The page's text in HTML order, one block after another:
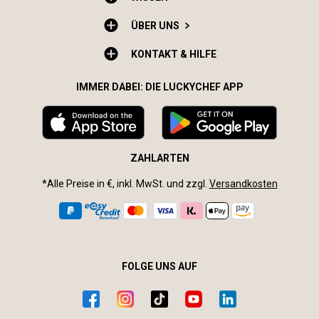
ÜBER UNS
KONTAKT & HILFE
IMMER DABEI: DIE LUCKYCHEF APP
ZAHLARTEN
*Alle Preise in €, inkl. MwSt. und zzgl. Versandkosten
FOLGE UNS AUF